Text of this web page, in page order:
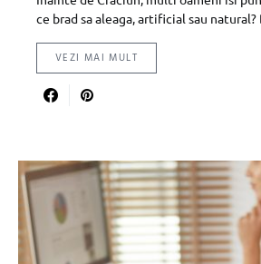
ce brad sa aleaga, artificial sau
VEZI MAI MULT